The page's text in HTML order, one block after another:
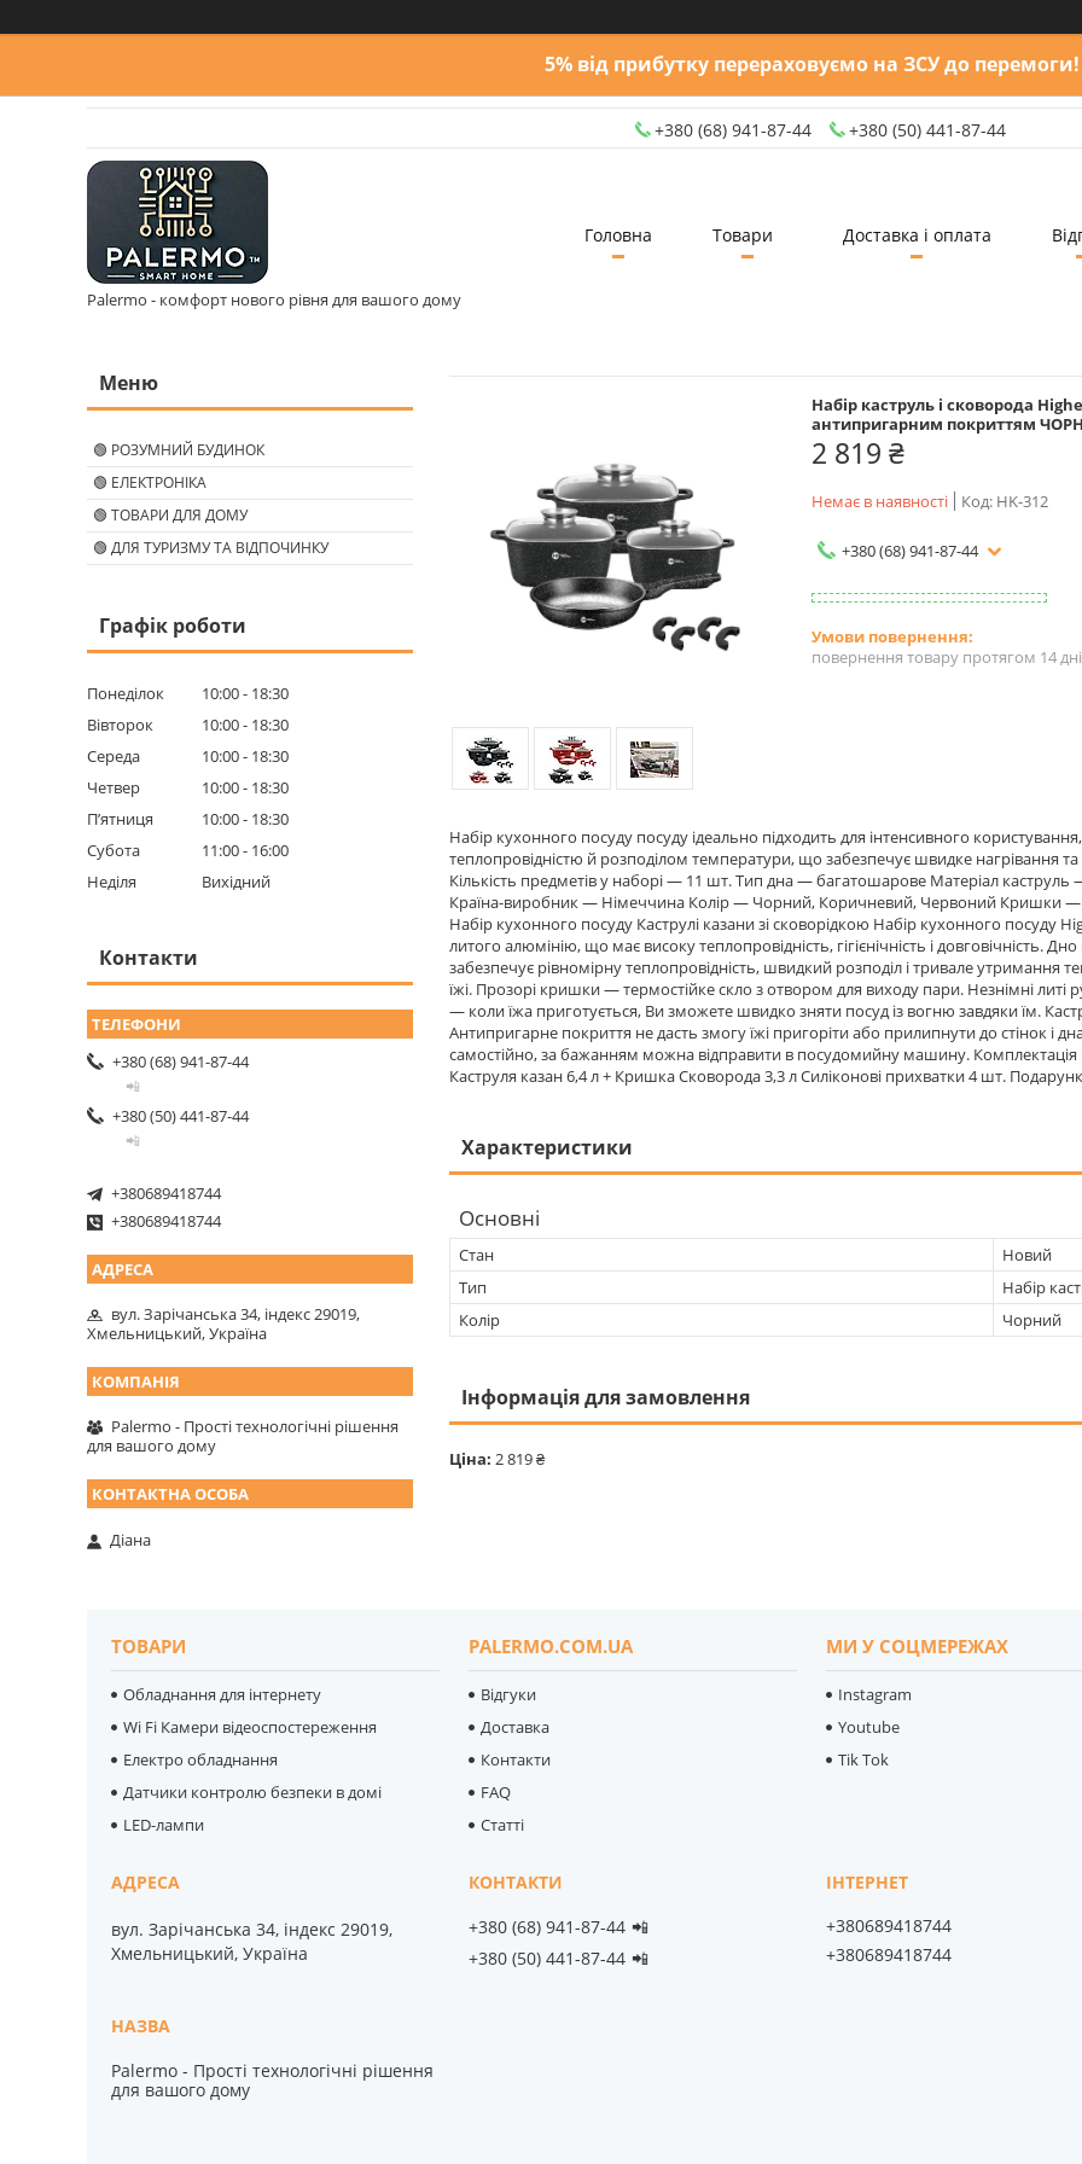
5% від прибутку перераховуємо на ЗСУ до перемоги!
+380 (68) 941-87-44 +380 (50) 441-87-44
Palermo - комфорт нового рівня для вашого дому
Головна Товари Доставка і оплата
Набір каструль і сковорода
антипригарним покриттям
2 819 ₴
Немає в наявності Код: HK-312
+380 (68) 941-87-44
повернення товару протягом 14
Набір кухонного посуду посуду ідеально підходить для інтенсивного
теплопровідністю й розподілом температури, що забезпечує швидке нагрівання
Кількість предметів у наборі — 11 шт. Тип дна — багатошарове Матеріал
Країна-виробник — Німеччина Колір — Чорний, Коричневий, Червоний Кришки —
Набір кухонного посуду Каструлі казани зі сковорідкою Набір кухонного посуду
литого алюмінію, що має високу теплопровідність, гігієнічність і
забезпечує рівномірну теплопровідність, швидкий розподіл і тривале
їжі. Прозорі кришки — термостійке скло з отвором для виходу пари. Незнімні литі
— коли їжа приготується, Ви зможете швидко зняти посуд із вогню завдяки їм.
Антипригарне покриття не дасть змогу їжі пригоріти або прилипнути до стінок і
самостійно, за бажанням можна відправити в посудомийну машину.
Каструля казан 6,4 л + Кришка Сковорода 3,3 л Силіконові прихватки 4 шт.
Характеристики
Основні
Стан
Новий
Тип
Набір
Колір
Чорний
Інформація для замовлення
Ціна: 2 819 ₴
🟢 РОЗУМНИЙ БУДИНОК
🟢 ЕЛЕКТРОНІКА
🟢 ТОВАРИ ДЛЯ ДОМУ
🟢 ДЛЯ ТУРИЗМУ ТА ВІДПОЧИНКУ
Графік роботи
Понеділок 10:00
18:30
Вівторок
10:00
18:30
Середа
10:00
18:30
Четвер
10:00
18:30
Пʼятниця
10:00
18:30
Субота
11:00
16:00
Неділя
Вихідний
Контакти
+380 (68) 941-87-44
📲
+380 (50) 441-87-44
📲
+380689418744
+380689418744
вул. Зарічанська 34, індекс 29019,
Хмельницький, Україна
Palermo - Прості технологічні рішення
для вашого дому
Діана
ТОВАРИ
Обладнання для інтернету
Wi Fi Камери відеоспостереження
Електро обладнання
Датчики контролю безпеки в домі
LED-лампи
PALERMO.COM.UA
Відгуки
Доставка
Контакти
FAQ
Статті
МИ У СОЦМЕРЕЖАХ
Instagram
Youtube
Tik Tok
вул. Зарічанська 34, індекс 29019,
Хмельницький, Україна
Palermo - Прості технологічні рішення
для вашого дому
+380 (68) 941-87-44 📲
+380 (50) 441-87-44 📲
+380689418744
+380689418744